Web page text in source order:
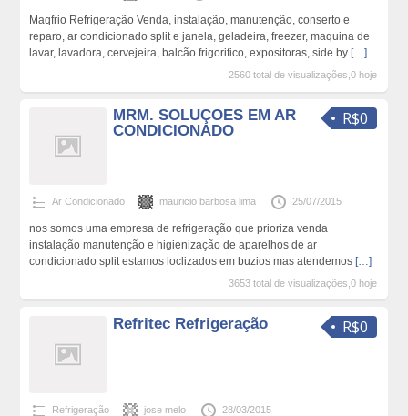
Maqfrio Refrigeração Venda, instalação, manutenção, conserto e
reparo, ar condicionado split e janela, geladeira, freezer, maquina de
lavar, lavadora, cervejeira, balcão frigorifico, expositoras, side by […]
2560 total de visualizações,0 hoje
R$0
MRM. SOLUÇOES EM AR
CONDICIONADO
Ar Condicionado mauricio barbosa lima 25/07/2015
nos somos uma empresa de refrigeração que prioriza venda
instalação manutenção e higienização de aparelhos de ar
condicionado split estamos loclizados em buzios mas atendemos […]
3653 total de visualizações,0 hoje
R$0
Refritec Refrigeração
Refrigeração jose melo 28/03/2015